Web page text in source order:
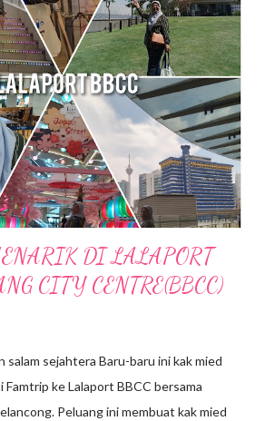
Kurau. Berhampiran Gunung Sempeneh ,
tentu menjanjikan penginapan yang
alam semulajadi . Ketika k.mied tiba di
hujan turun dengan lebat sekali, sungai
tadinya tenang kini di melimpah dengan
deras kedengaran siren amaran di
amaran pada pengunjung supaya j...
DI LALAPORT
CITY CENTRE(BBCC)
salam sejahtera Baru-baru ini kak mied
ke Lalaport BBCC bersama
Peluang ini membuat kak mied